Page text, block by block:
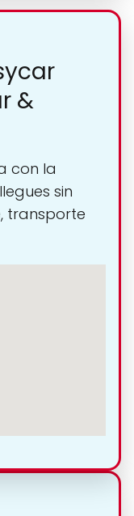
&
con la
sin
transporte